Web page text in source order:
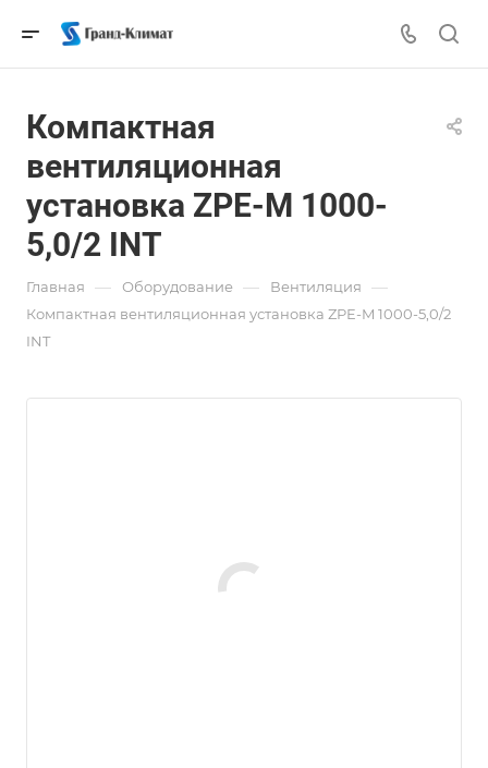
Компактная
вентиляционная
установка ZPE-M 1000-
5,0/2 INT
Главная — Оборудование — Вентиляция —
Компактная вентиляционная установка ZPE-M 1000-5,0/2
INT